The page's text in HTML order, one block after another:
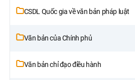
CSDL Quốc gia về văn bản pháp luật
Văn bản của Chính phủ
Văn bản chỉ đạo điều hành